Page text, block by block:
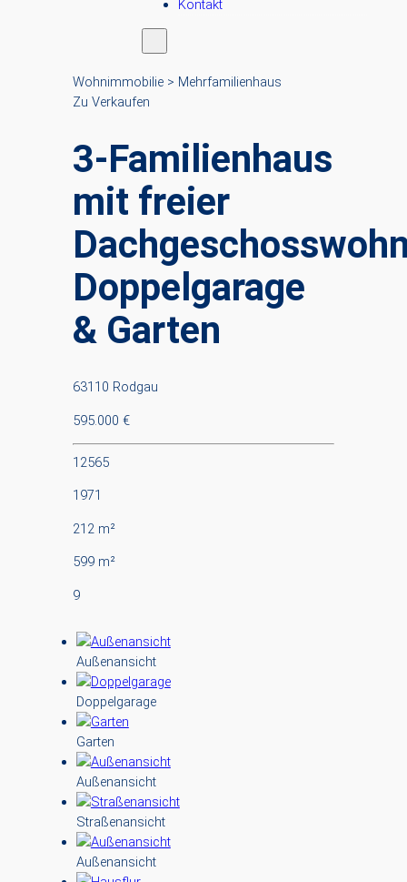
Kontakt
Wohnimmobilie > Mehrfamilienhaus
Zu Verkaufen
3-Familienhaus
mit freier
Doppelgarage
& Garten
63110 Rodgau
595.000 €
12565
1971
212 m²
599 m²
9
Außenansicht
Doppelgarage
Garten
Außenansicht
Straßenansicht
Außenansicht